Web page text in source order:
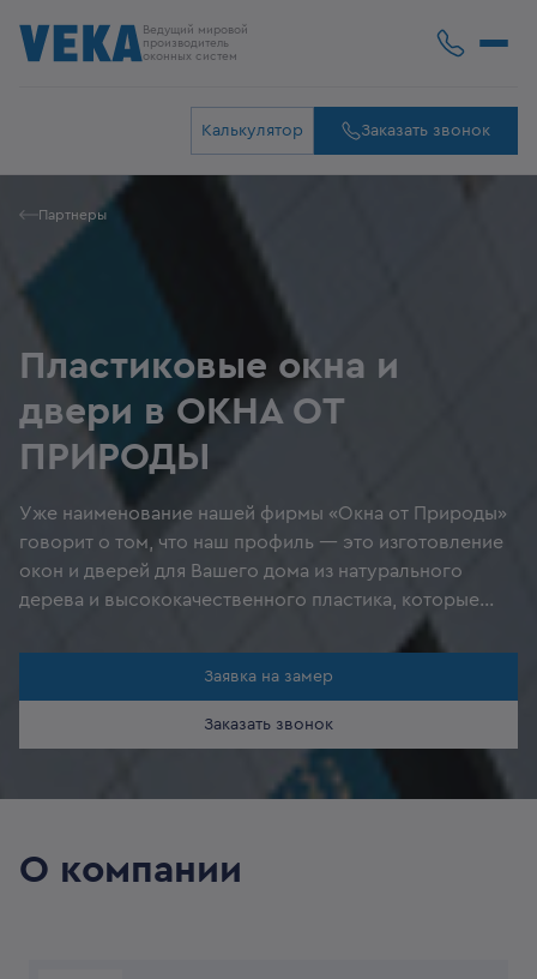
Ведущий мировой
производитель
оконных систем
Калькулятор Заказать звонок
Партнеры
Пластиковые окна и
двери в ОКНА ОТ
ПРИРОДЫ
Уже наименование нашей фирмы «Окна от Природы»
говорит о том, что наш профиль — это изготовление
окон и дверей для Вашего дома из натурального
дерева и высококачественного пластика, которые
обладают высочайшим уровнем экологичности, а,
значит, безвредны для человека. Итог — тихое,
уютное, спокойное, тёплое и безопасное жилище
благодаря изделиям «Окна от Природы»!
Заявка на замер
Заказать звонок
О компании